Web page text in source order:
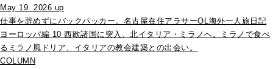
May 19. 2026 up
仕事を辞めずにバックパッカー。名古屋在住アラサーOL海外一人旅日記
ヨーロッパ編 10 西欧諸国に突入、北イタリア・ミラノへ。ミラノで食べ
るミラノ風ドリア、イタリアの教会建築との出会い。
COLUMN